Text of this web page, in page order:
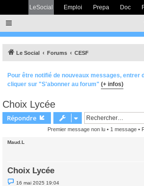
LeSocial Emploi Prepa Doc
Le Social Forums CESF
Pour être notifié de nouveaux messages, entrer
cliquer sur "S'abonner au forum" (+ infos)
Choix Lycée
Répondre
Premier message non lu • 1 message •
Maud.L
Choix Lycée
M16 mai 2025 19:04